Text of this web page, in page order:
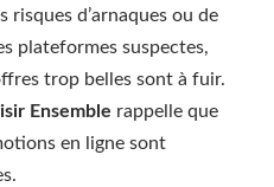
risques d’arnaques ou de
plateformes suspectes,
trop belles sont à fuir.
Ensemble rappelle que
en ligne sont